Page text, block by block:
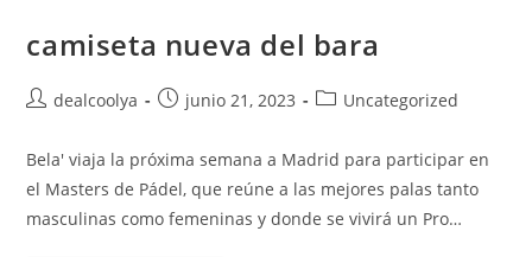
camiseta nueva del bara
Autor
la
entrada:
dealcoolya
Publicación
la
entrada:
junio 21, 2023
Categoría
la
entrada:
Uncategorized
Bela' viaja la próxima semana a Madrid para participar en
el Masters de Pádel, que reúne a las mejores palas tanto
masculinas como femeninas y donde se vivirá un Pro…